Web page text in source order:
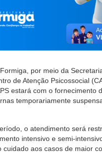
por meio da
de Atenção Psicossocial
estará com o fornecimento
temporariamente
o atendimento será
intensivo e semi-
cuidado aos casos de maior